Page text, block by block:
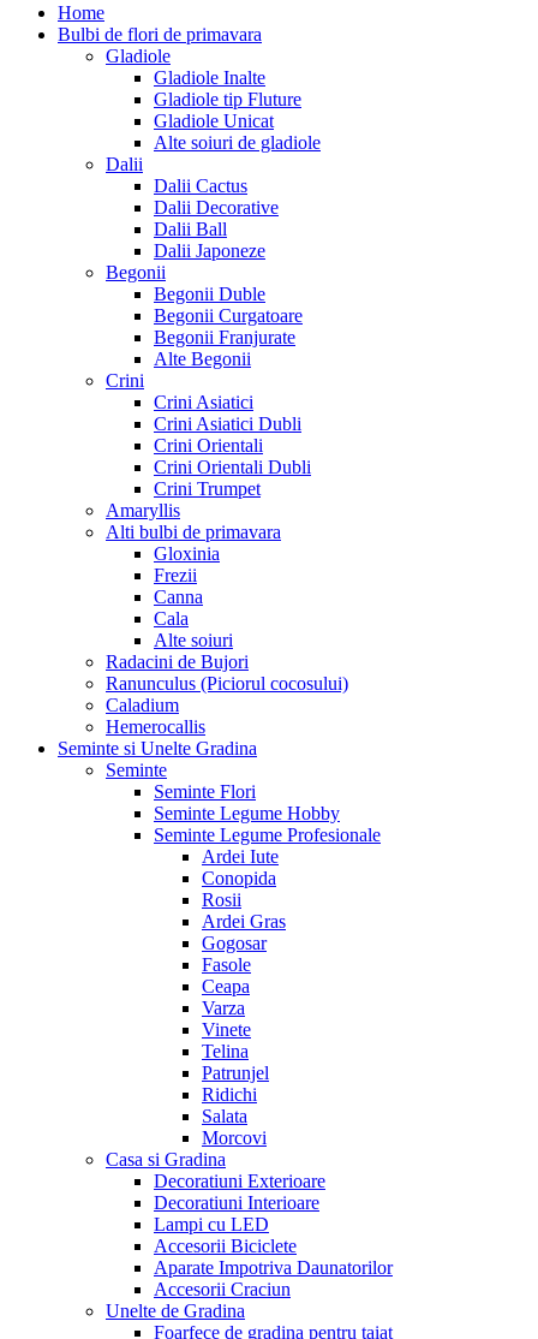
Home
Bulbi de flori de primavara
Gladiole
Gladiole Inalte
Gladiole tip Fluture
Gladiole Unicat
Alte soiuri de gladiole
Dalii
Dalii Cactus
Dalii Decorative
Dalii Ball
Dalii Japoneze
Begonii
Begonii Duble
Begonii Curgatoare
Begonii Franjurate
Alte Begonii
Crini
Crini Asiatici
Crini Asiatici Dubli
Crini Orientali
Crini Orientali Dubli
Crini Trumpet
Amaryllis
Alti bulbi de primavara
Gloxinia
Frezii
Canna
Cala
Alte soiuri
Radacini de Bujori
Ranunculus (Piciorul cocosului)
Caladium
Hemerocallis
Seminte si Unelte Gradina
Seminte
Seminte Flori
Seminte Legume Hobby
Seminte Legume Profesionale
Ardei Iute
Conopida
Rosii
Ardei Gras
Gogosar
Fasole
Ceapa
Varza
Vinete
Telina
Patrunjel
Ridichi
Salata
Morcovi
Casa si Gradina
Decoratiuni Exterioare
Decoratiuni Interioare
Lampi cu LED
Accesorii Biciclete
Aparate Impotriva Daunatorilor
Accesorii Craciun
Unelte de Gradina
Foarfece de gradina pentru taiat